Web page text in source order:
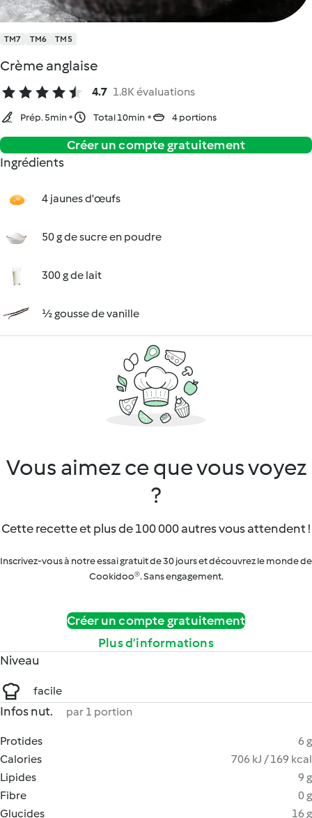
TM7 TM6 TM5
Crème anglaise
4.7 1.8K évaluations
Prép. 5min Total 10min 4 portions
Créer un compte gratuitement
Ingrédients
4 jaunes d'œufs
50 g de sucre en poudre
300 g de lait
½ gousse de vanille
Vous aimez ce que vous voyez
?
Cette recette et plus de 100 000 autres vous attendent !
Inscrivez-vous à notre essai gratuit de 30 jours et découvrez le monde de
Cookidoo®. Sans engagement.
Créer un compte gratuitement
Plus d’informations
Niveau
facile
Infos nut. par 1 portion
Protides
6 g
Calories
706 kJ / 169 kcal
Lipides
9 g
Fibre
0 g
Glucides
16 g